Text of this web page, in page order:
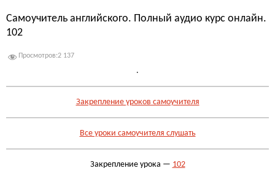
Самоучитель английского. Полный аудио курс онлайн.
102
Просмотров:2 137
.
Закрепление уроков самоучителя
Все уроки самоучителя слушать
Закрепление урока — 102